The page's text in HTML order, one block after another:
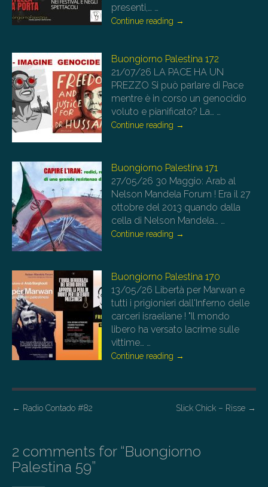
presenti,… …
Continue reading →
Buongiorno Palestina 172
21/07/26 LA PACE HA UN
PREZZO Si può parlare di Pace
mentre è in corso un genocidio
voluto e pianificato? La… …
Continue reading →
Buongiorno Palestina 171
27/05/26 30 Maggio: Arab al
Nelson Mandela Forum ! Era il 27
ottobre del 2013 quando dalla
cella di Nelson Mandela… …
Continue reading →
Buongiorno Palestina 170
13/05/26 Libertà per Marwan e
tutti i prigionieri dall'Inferno delle
carceri israeliane ! "Il mondo
libero ha versato lacrime sulle
vittime… …
Continue reading →
P
s
t
n
← Radio Contado #82 Slick Chick – Risse →
2 comments for “Buongiorno
Palestina 59”